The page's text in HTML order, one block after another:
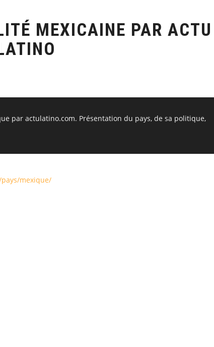
MEXICAINE PAR ACTU
par actulatino.com. Présentation du pays, de sa politique,
mexique/